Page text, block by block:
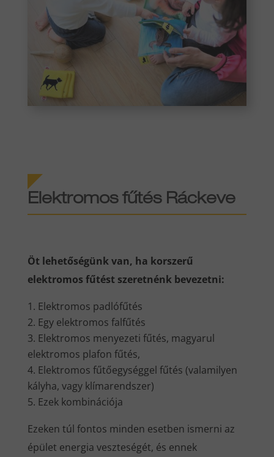
Elektromos fűtés Ráckeve
Öt lehetőségünk van, ha korszerű
elektromos fűtést szeretnénk bevezetni:
Elektromos padlófűtés
Egy elektromos falfűtés
Elektromos menyezeti fűtés, magyarul
elektromos plafon fűtés,
Elektromos fűtőegységgel fűtés (valamilyen
kályha, vagy klímarendszer)
Ezek kombinációja
Ezeken túl fontos minden esetben ismerni az
épület energia veszteségét, és ennek